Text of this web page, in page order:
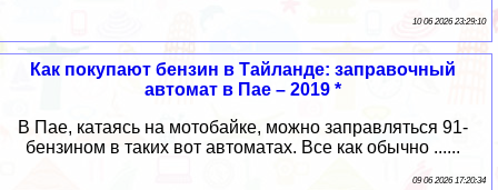
10 06 2026 23:29:10
Как покупают бензин в Тайланде: заправочный
автомат в Пае – 2019 *
В Пае, катаясь на мотобайке, можно заправляться 91-
бензином в таких вот автоматах. Все как обычно ......
09 06 2026 17:20:34